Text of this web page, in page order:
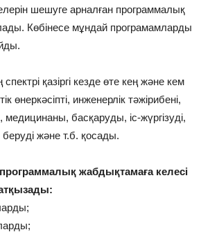
шешуге арналған программалық
Көбінесе мұндай програмамларды
қазіргі кезде өте кең және кем
өнеркәсіпті, инженерлік тәжірибені,
басқаруды, іс-жүргізуді,
беруді және т.б. қосады.
жабдықтамаға келесі